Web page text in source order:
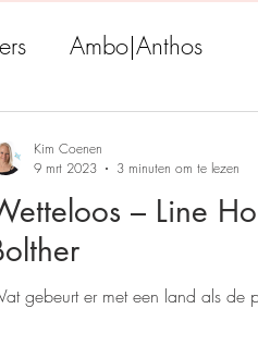
Ambo|Anthos
Uitgevers The
Kokboekencentrum
– Line
gebeurt er met een land als de
Kim Coenen
9 mrt 2023
3 minuten om te lezen